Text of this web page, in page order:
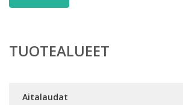
TUOTEALUEET
Aitalaudat